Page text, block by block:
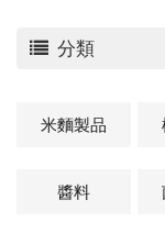
分類
米麵製品
醬料